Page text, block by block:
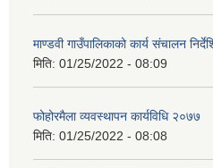
माण्डवी गाउँपालिकाको कार्य संचालन
मिति: 01/25/2022 - 08:09
फोहोरमैला व्यवस्थापन कार्यविधि २०७७
मिति: 01/25/2022 - 08:08